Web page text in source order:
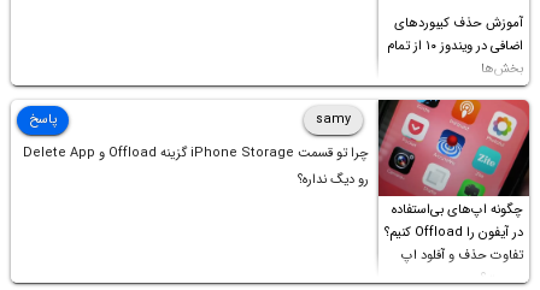
آموزش حذف کیبوردهای
اضافی در ویندوز ۱۰ از تمام
بخش‌ها
چگونه اپ‌های بی‌استفاده
در آیفون را Offload کنیم؟
تفاوت حذف و آفلود اپ
چیست؟
samy
چرا تو قسمت iPhone Storage گزینه Offload و Delete App
رو دیگ نداره؟
پاسخ